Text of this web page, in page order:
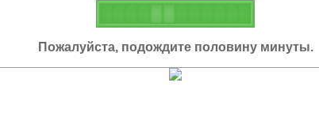
Пожалуйста, подождите половину минуты.